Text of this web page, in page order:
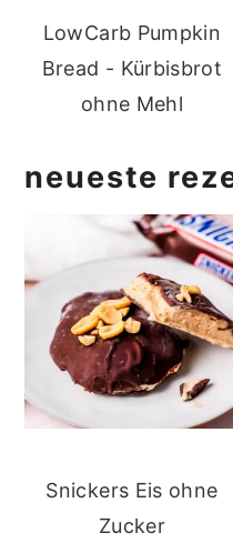
LowCarb Pumpkin
Bread - Kürbisbrot
ohne Mehl
neueste
Snickers Eis ohne
Zucker